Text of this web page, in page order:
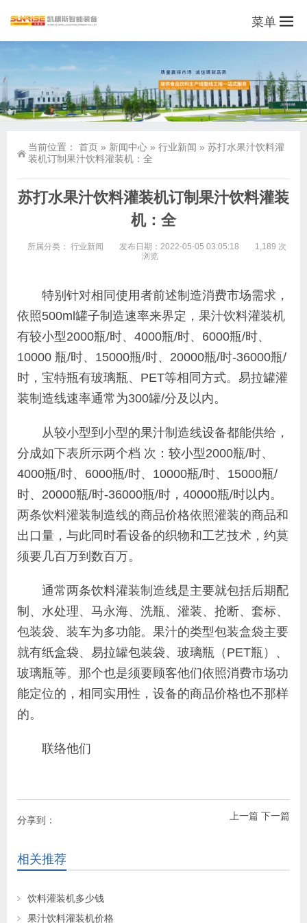
菜单
当前位置： 首页 » 新闻中心 » 行业新闻 » 苏打水果汁饮料灌
装机订制果汁饮料灌装机：全
苏打水果汁饮料灌装机订制果汁饮料灌装
机：全
所属分类： 行业新闻 发布日期：2022-05-05 03:05:18
1,189 次
浏览
特别针对相同使用者前述制造消费市场需求，
依照500ml罐子制造速率来界定，果汁饮料灌装机
有较小型2000瓶/时、4000瓶/时、6000瓶/时、
10000 瓶/时、15000瓶/时、20000瓶/时-36000瓶/
时，宝特瓶有玻璃瓶、PET等相同方式。易拉罐灌
装制造线速率通常为300罐/分及以内。
从较小型到小型的果汁制造线设备都能供给，
分成如下表所示两个档 次：较小型2000瓶/时、
4000瓶/时、6000瓶/时、10000瓶/时、15000瓶/
时、20000瓶/时-36000瓶/时，40000瓶/时以内。
两条饮料灌装制造线的商品价格依照灌装的商品和
出口量，与此同时看设备的织物和工艺技术，约莫
须要几百万到数百万。
通常两条饮料灌装制造线是主要就包括后期配
制、水处理、马永海、洗瓶、灌装、抢断、套标、
包装袋、装车为多功能。果汁的类型包装盒袋主要
就有纸盒袋、易拉罐包装袋、玻璃瓶（PET瓶）、
玻璃瓶等。那个也是须要顾客他们依照消费市场功
能定位的，相同实用性，设备的商品价格也不那样
的。
联络他们
上一篇 下一篇
分享到：
相关推荐
饮料灌装机多少钱
果汁饮料灌装机价格